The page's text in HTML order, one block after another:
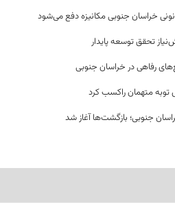
خراسان جنوبی مکانیزه دفع می‌شود
تحقق توسعه پایدار
رفاهی در خراسان جنوبی
متهمان راکسب کرد